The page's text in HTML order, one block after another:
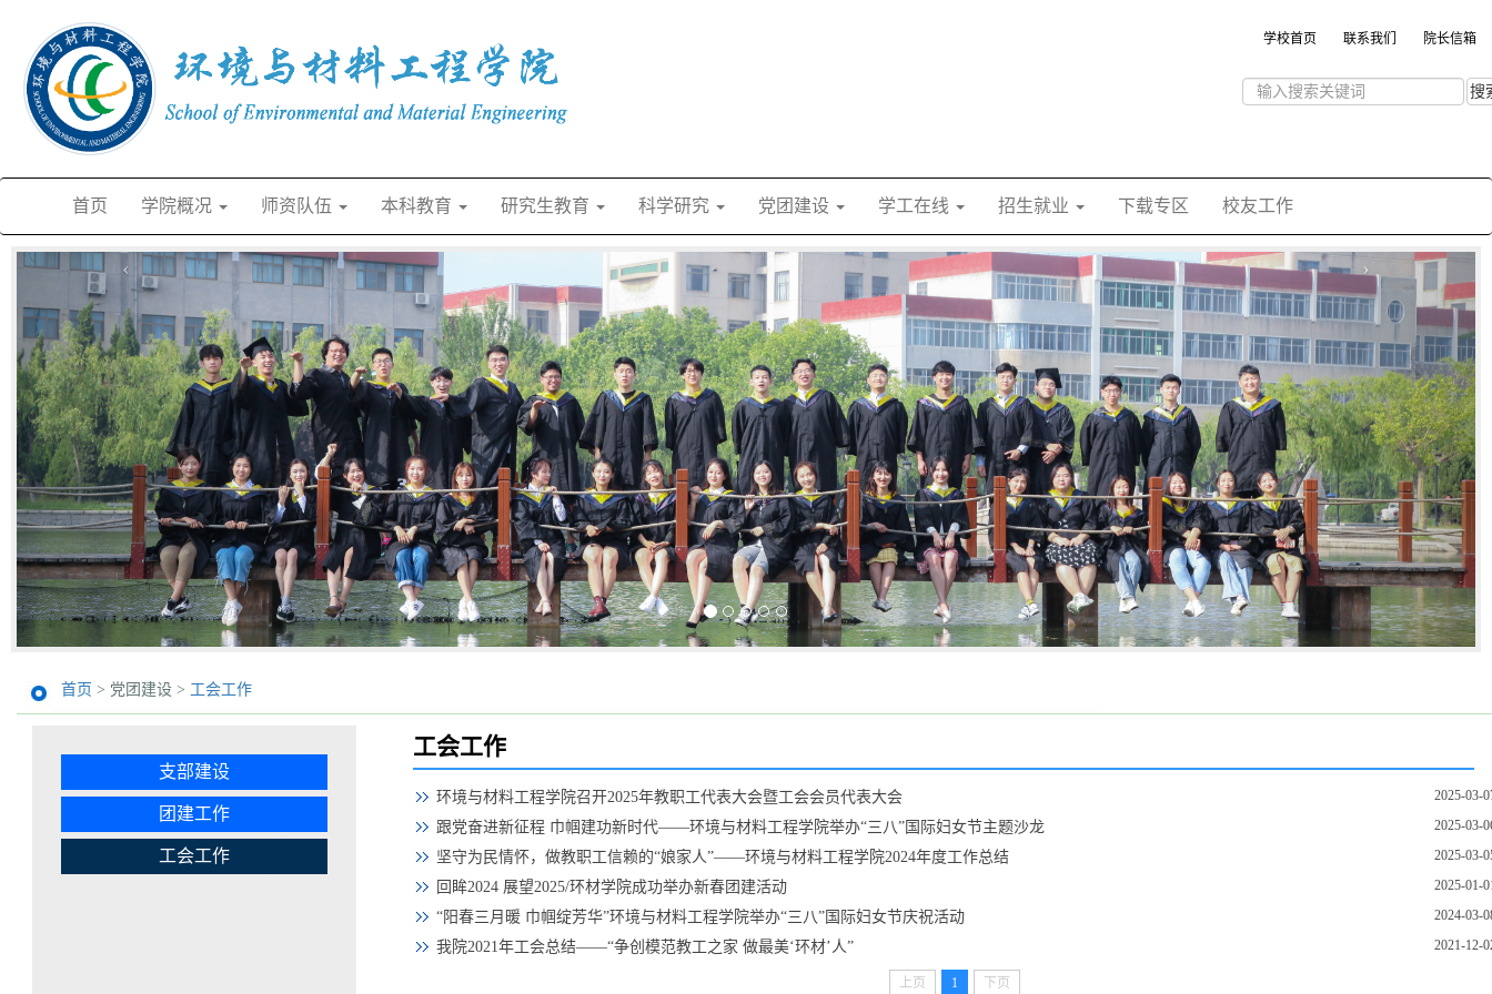
学校首页 联系我们 院长信箱
搜
首页 学院概况 师资队伍 本科教育 研究生教育 科学研究 党团建设 学工在线 招生就业 下载专区 校友工作
‹ ›
首页 > 党团建设 > 工会工作
支部建设
团建工作
工会工作
工会工作
环境与材料工程学院召开2025年教职工代表大会暨工会会员代表大会 2025-03-
跟党奋进新征程 巾帼建功新时代——环境与材料工程学院举办“三八”国际妇女节主题沙龙 2025-03-
坚守为民情怀，做教职工信赖的“娘家人”——环境与材料工程学院2024年度工作总结 2025-03-
回眸2024 展望2025/环材学院成功举办新春团建活动 2025-01-
“阳春三月暖 巾帼绽芳华”环境与材料工程学院举办“三八”国际妇女节庆祝活动 2024-03-
我院2021年工会总结——“争创模范教工之家 做最美‘环材’人” 2021-12-
上页 1 下页